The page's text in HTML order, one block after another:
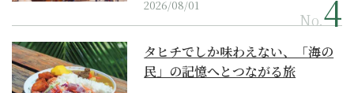
2026/08/01
No.
タヒチでしか味わえない、「海の
民」の記憶へとつながる旅